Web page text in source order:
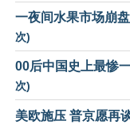
一夜间水果市场崩
次)
00后中国史上最惨
次)
美欧施压 普京愿再